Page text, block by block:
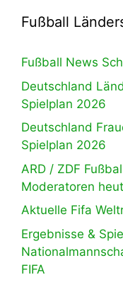
Fußball
Fußball News
Deutschland
Spielplan 2026
Deutschland
Spielplan 2026
ARD / ZDF
Moderatoren
Aktuelle Fifa
Ergebnisse &
FIFA